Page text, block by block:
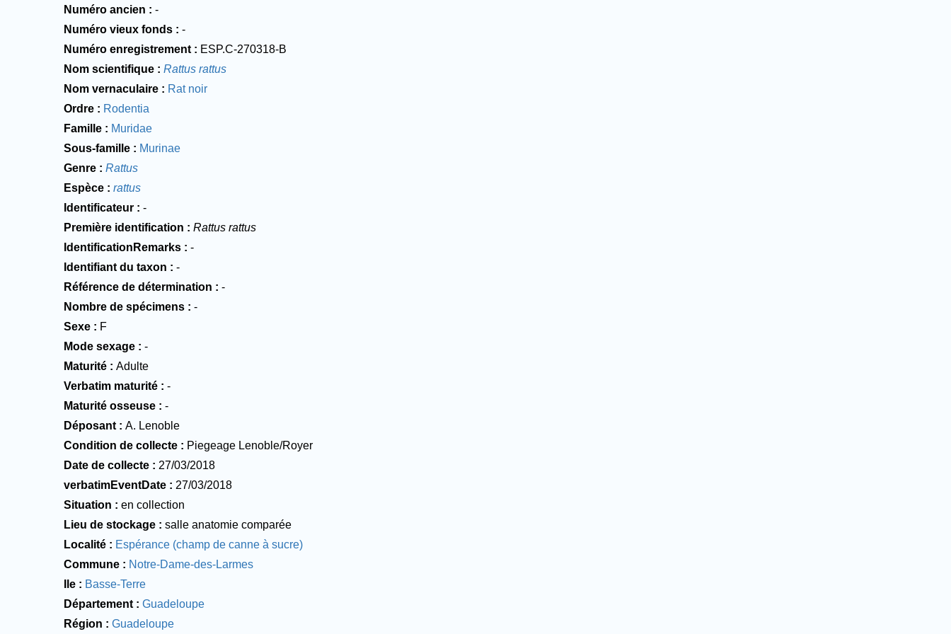
Numéro ancien
-
Numéro vieux fonds
-
Numéro enregistrement
ESP.C-270318-B
Nom scientifique
Rattus rattus
Nom vernaculaire
Rat noir
Ordre
Rodentia
Famille
Muridae
Sous-famille
Murinae
Genre
Rattus
Espèce
rattus
Identificateur
-
Première identification
Rattus rattus
IdentificationRemarks
-
Identifiant du taxon
-
Référence de détermination
-
Nombre de spécimens
-
Sexe
F
Mode sexage
-
Maturité
Adulte
Verbatim maturité
-
Maturité osseuse
-
Déposant
A. Lenoble
Condition de collecte
Piegeage Lenoble/Royer
Date de collecte
27/03/2018
verbatimEventDate
27/03/2018
Situation
en collection
Lieu de stockage
salle anatomie comparée
Localité
Espérance (champ de canne à sucre)
Commune
Notre-Dame-des-Larmes
Ile
Basse-Terre
Département
Guadeloupe
Région
Guadeloupe